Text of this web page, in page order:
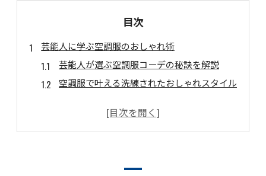
目次
芸能人に学ぶ空調服のおしゃれ術
芸能人が選ぶ空調服コーデの秘訣を解説
空調服で叶える洗練されたおしゃれスタイル
空調服を活用したセンスアップ術を紹介